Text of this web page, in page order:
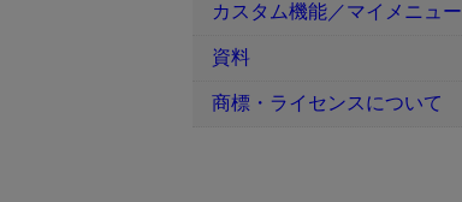
カスタム機能／マイメニュー
資料
商標・ライセンスについて